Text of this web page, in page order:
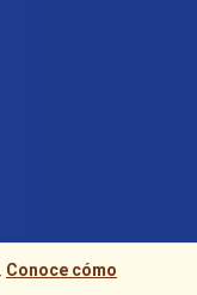
Conoce cómo